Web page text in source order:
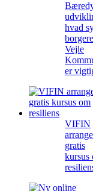
hvad
Vejle
er
VIFIN
gratis
kursus